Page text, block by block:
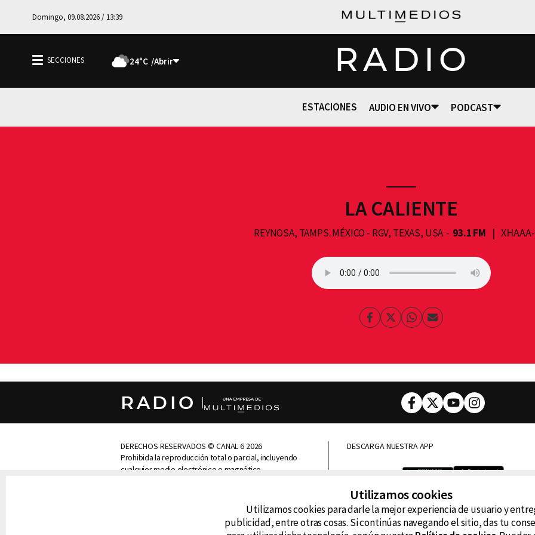
Domingo, 09.08.2026 / 13:39
24°C RADIO
ESTACIONES AUDIO EN VIVO PODCAST
LA CALIENTE
REYNOSA, TAMPS. MÉXICO - RGV, TEXAS, USA 93.1 FM
Facebook
TwitterWhatsapp
Enviar
RADIO Facebook
TwitterYoutubeInstagram
DERECHOS RESERVADOS © CANAL 6 2026
Prohibida la reproducción total o parcial, incluyendo
cualquier medio electrónico o magnético.
DEFENSORÍA DE LAS AUDIENCIAS
DESCARGA NUESTRA APP
La Caliente
Utilizamos cookies
Utilizamos cookies para darle la mejor experiencia de usuario y
publicidad, entre otras cosas. Si continúas navegando el sitio, das tu